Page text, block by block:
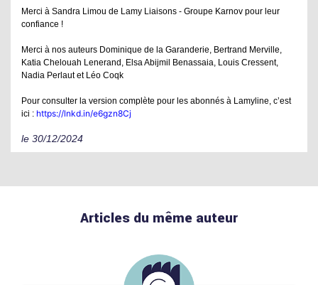
Merci à Sandra Limou de Lamy Liaisons - Groupe Karnov pour leur
confiance !
Merci à nos auteurs Dominique de la Garanderie, Bertrand Merville,
Katia Chelouah Lenerand , Elsa Abijmil Benassaia, Louis Cressent,
Nadia Perlaut et Léo Coqk
Pour consulter la version complète pour les abonnés à Lamyline, c’est
ici : https://lnkd.in/e6gzn8Cj
le 30/12/2024
Articles du même auteur